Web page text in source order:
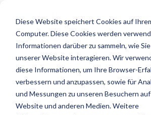
Diese Website speichert Cookies auf
Computer. Diese Cookies werden
Informationen darüber zu sammeln, wie
unserer Website interagieren. Wir
diese Informationen, um Ihre Browser-
verbessern und anzupassen, sowie für
und Messungen zu unseren Besuchern
Website und anderen Medien. Weitere
main
content.Leistungen
Alle anzeigen
Agiles Testen
Leistungen
Penetration Testing
Standardsoftware
ISTQB Certified Tester
B2C-E-Mail-